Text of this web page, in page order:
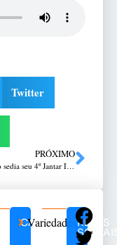
Twitter
PRÓXIMO
Passo Fundo sedia seu 4º Jantar Italiano
CATEGORIAS
VariedadesREDES